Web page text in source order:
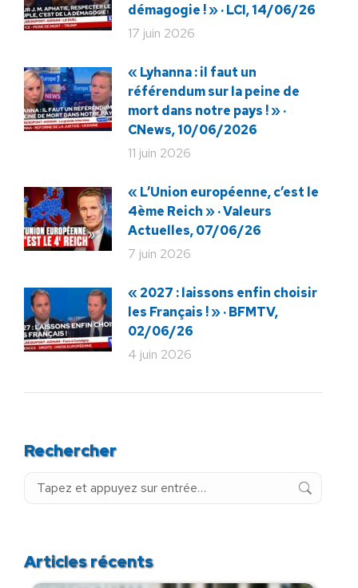
démagogie ! » · LCI, 14/06/26
17 juin 2026
« Lyhanna : il faut un
référendum sur la peine de
mort dans notre pays ! » ·
CNews, 10/06/2026
11 juin 2026
« L’Union européenne, c’est le
4ème Reich » · Valeurs
Actuelles, 07/06/26
7 juin 2026
« 2027 : laissons enfin choisir
les Français ! » · BFMTV,
02/06/26
4 juin 2026
Rechercher
Recherche
Articles récents